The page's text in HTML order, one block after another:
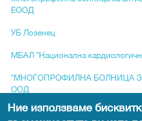
ЕООД
УБ Лозенец
МБАЛ "Национална
"МНОГОПРОФИЛНА БОЛНИЦА
ООД
Ние използваме